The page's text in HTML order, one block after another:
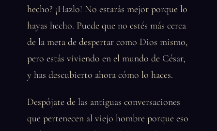
hecho? ¡Hazlo! No estarás mejor porque lo
hayas hecho. Puede que no estés más cerca
de la meta de despertar como Dios mismo,
pero estás viviendo en el mundo de César,
y has descubierto ahora cómo lo haces.
Despójate de las antiguas conversaciones
que pertenecen al viejo hombre porque eso